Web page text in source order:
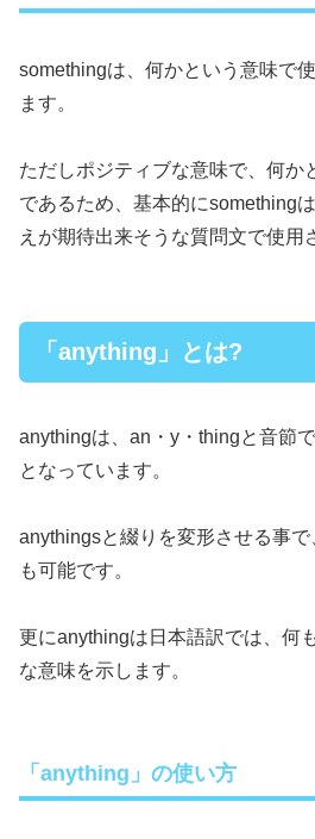
somethingは、何かという意味で
ます。
ただしポジティブな意味で、何か
であるため、基本的にsomething
えが期待出来そうな質問文で使用
「anything」とは?
anythingは、an・y・thingと音節
となっています。
anythingsと綴りを変形させる事
も可能です。
更にanythingは日本語訳では、何
な意味を示します。
「anything」の使い方